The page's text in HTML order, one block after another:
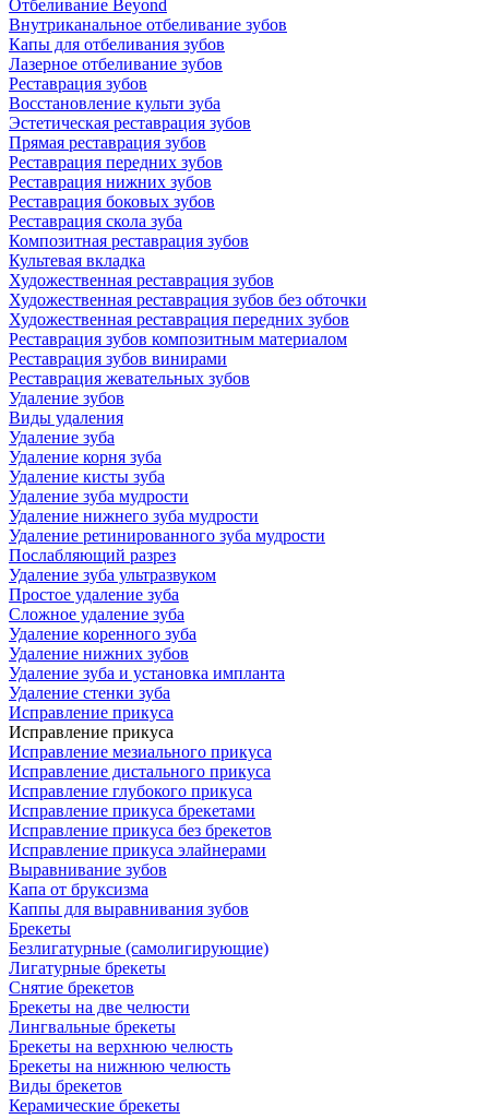
Отбеливание Beyond
Внутриканальное отбеливание зубов
Капы для отбеливания зубов
Лазерное отбеливание зубов
Реставрация зубов
Восстановление культи зуба
Эстетическая реставрация зубов
Прямая реставрация зубов
Реставрация передних зубов
Реставрация нижних зубов
Реставрация боковых зубов
Реставрация скола зуба
Композитная реставрация зубов
Культевая вкладка
Художественная реставрация зубов
Художественная реставрация зубов без обточки
Художественная реставрация передних зубов
Реставрация зубов композитным материалом
Реставрация зубов винирами
Реставрация жевательных зубов
Удаление зубов
Виды удаления
Удаление зуба
Удаление корня зуба
Удаление кисты зуба
Удаление зуба мудрости
Удаление нижнего зуба мудрости
Удаление ретинированного зуба мудрости
Послабляющий разрез
Удаление зуба ультразвуком
Простое удаление зуба
Сложное удаление зуба
Удаление коренного зуба
Удаление нижних зубов
Удаление зуба и установка импланта
Удаление стенки зуба
Исправление прикуса
Исправление прикуса
Исправление мезиального прикуса
Исправление дистального прикуса
Исправление глубокого прикуса
Исправление прикуса брекетами
Исправление прикуса без брекетов
Исправление прикуса элайнерами
Выравнивание зубов
Капа от бруксизма
Каппы для выравнивания зубов
Брекеты
Безлигатурные (самолигирующие)
Лигатурные брекеты
Снятие брекетов
Брекеты на две челюсти
Лингвальные брекеты
Брекеты на верхнюю челюсть
Брекеты на нижнюю челюсть
Виды брекетов
Керамические брекеты